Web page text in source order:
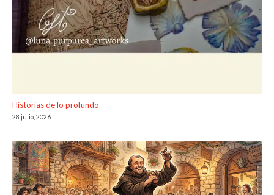
Historias de lo profundo
28 julio, 2026